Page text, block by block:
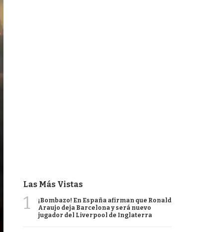
Las Más Vistas
1
¡Bombazo! En España afirman que Ronald
Araujo deja Barcelona y será nuevo
jugador del Liverpool de Inglaterra